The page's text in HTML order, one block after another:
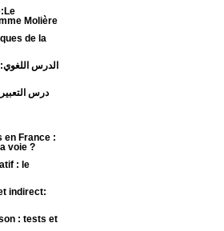
Molière
de la
الدرس
درس التعبير
en France :
voie ?
: le
indirect:
: tests et